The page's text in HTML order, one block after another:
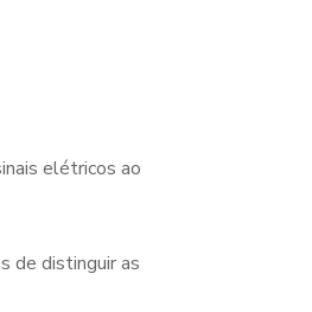
elétricos ao
de distinguir as